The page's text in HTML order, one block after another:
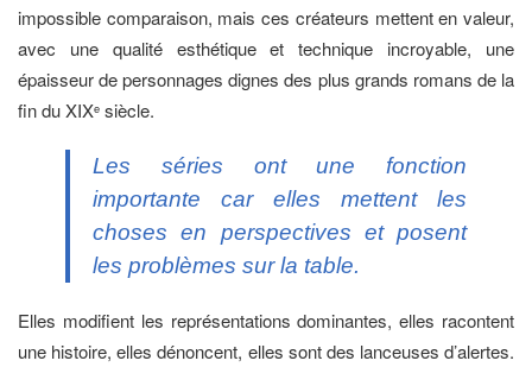
impossible comparaison, mais ces créateurs mettent en valeur,
avec une qualité esthétique et technique incroyable, une
épaisseur de personnages dignes des plus grands romans de la
fin du XIXe siècle.
Les séries ont une fonction
importante car elles mettent les
choses en perspectives et posent
les problèmes sur la table.
Elles modifient les représentations dominantes, elles racontent
une histoire, elles dénoncent, elles sont des lanceuses d’alertes.